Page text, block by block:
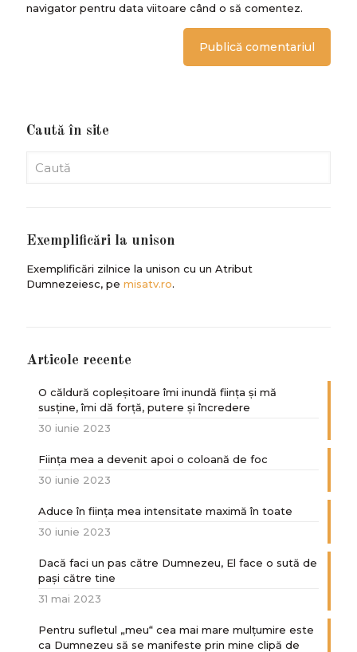
navigator pentru data viitoare când o să comentez.
Caută în site
Exemplificări la unison
Exemplificări zilnice la unison cu un Atribut
Dumnezeiesc, pe misatv.ro.
Articole recente
O căldură copleșitoare îmi inundă ființa și mă
susține, îmi dă forță, putere și încredere
30 iunie 2023
Ființa mea a devenit apoi o coloană de foc
30 iunie 2023
Aduce în ființa mea intensitate maximă în toate
30 iunie 2023
Dacă faci un pas către Dumnezeu, El face o sută de
paşi către tine
31 mai 2023
Pentru sufletul „meu“ cea mai mare mulțumire este
ca Dumnezeu să se manifeste prin mine clipă de